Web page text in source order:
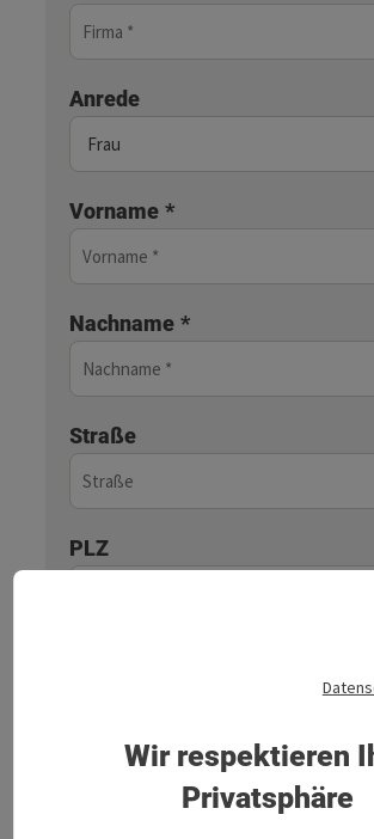
Anrede
Vorname *
Nachname *
Straße
PLZ
E-Mail *
Wir respektieren
Privatsphäre